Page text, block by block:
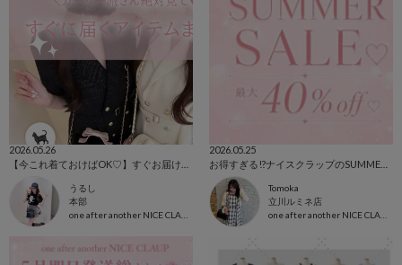
2026.05.26
うるし
本部
2026.05.25
お得すぎる!?ナイスクラップのSUMMER SALE.⋆𝜗𝜚
Tomoka
立川ルミネ店